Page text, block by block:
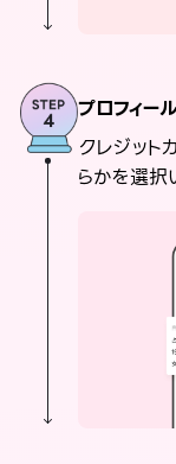
プロフィー
クレジット
らかを選択